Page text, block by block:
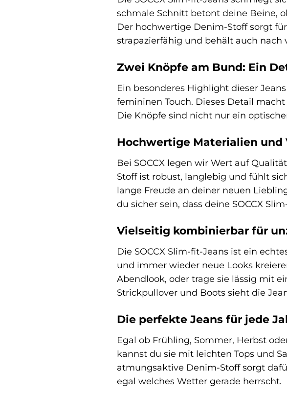
schmale Schnitt betont deine Beine,
Der hochwertige Denim-Stoff sorgt
strapazierfähig und behält auch nach
Zwei Knöpfe am Bund: Ein
Ein besonderes Highlight dieser
femininen Touch. Dieses Detail
Die Knöpfe sind nicht nur ein
Hochwertige Materialien und
Bei SOCCX legen wir Wert auf
Stoff ist robust, langlebig und fühlt
lange Freude an deiner neuen
du sicher sein, dass deine SOCCX
Vielseitig kombinierbar für
Die SOCCX Slim-fit-Jeans ist ein
und immer wieder neue Looks
Abendlook, oder trage sie lässig mit
Strickpullover und Boots sieht die
Die perfekte Jeans für jede
Egal ob Frühling, Sommer, Herbst
kannst du sie mit leichten Tops und
atmungsaktive Denim-Stoff sorgt
egal welches Wetter gerade herrscht.